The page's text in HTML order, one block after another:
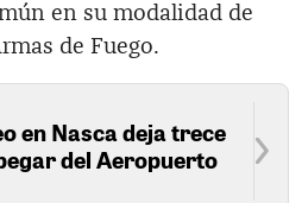
en su modalidad de
de Fuego.
en Nasca deja trece
del Aeropuerto